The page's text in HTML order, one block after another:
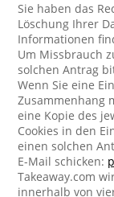
Sie haben das
Löschung Ihrer
Informationen
Um Missbrauch
solchen Antrag
Wenn Sie eine
Zusammenhang
eine Kopie des
Cookies in den
einen solchen
E-Mail schicken:
Takeaway.com
innerhalb von